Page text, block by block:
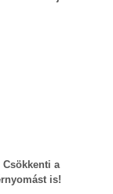
Csökkenti a
is!